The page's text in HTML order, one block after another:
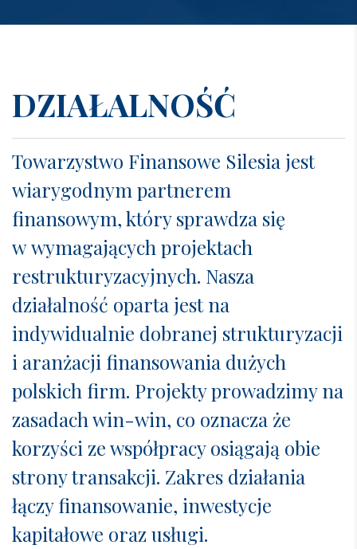
DZIAŁALNOŚĆ
Towarzystwo Finansowe Silesia jest
wiarygodnym partnerem
finansowym, który sprawdza się
w wymagających projektach
restrukturyzacyjnych. Nasza
działalność oparta jest na
indywidualnie dobranej strukturyzacji
i aranżacji finansowania dużych
polskich firm. Projekty prowadzimy na
zasadach win-win, co oznacza że
korzyści ze współpracy osiągają obie
strony transakcji. Zakres działania
łączy finansowanie, inwestycje
kapitałowe oraz usługi.